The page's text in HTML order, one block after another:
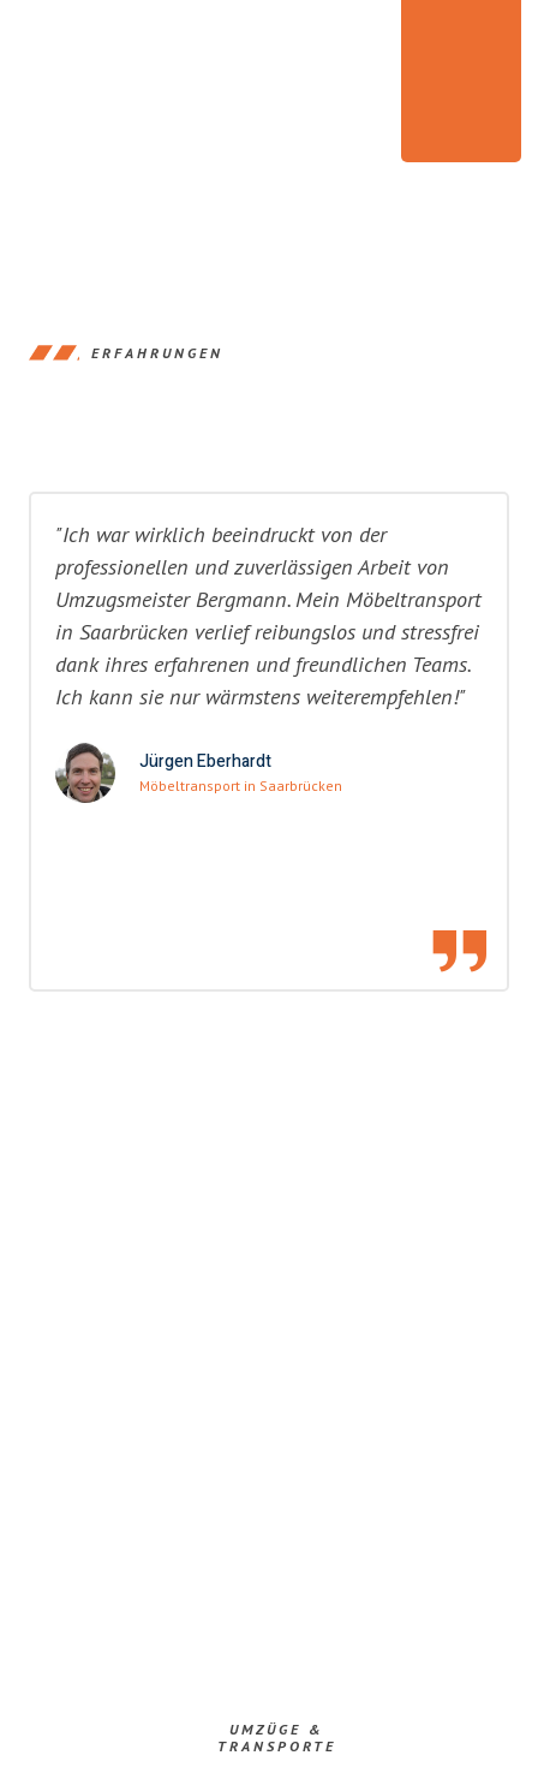
ERFAHRUNGEN
"Ich war wirklich beeindruckt von der
professionellen und zuverlässigen Arbeit von
Umzugsmeister Bergmann. Mein Möbeltransport
in Saarbrücken verlief reibungslos und stressfrei
dank ihres erfahrenen und freundlichen Teams.
Ich kann sie nur wärmstens weiterempfehlen!"
Jürgen Eberhardt
Möbeltransport in Saarbrücken
UMZÜGE &
TRANSPORTE